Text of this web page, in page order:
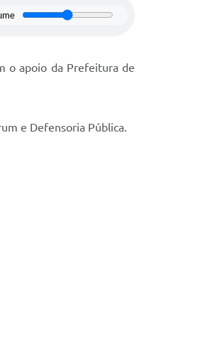
o apoio da Prefeitura de
e Defensoria Pública.